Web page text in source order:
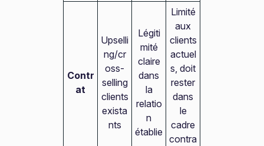
Contr
at
Upselli
ng/cr
oss-
selling
clients
exista
nts
Légiti
mité
claire
dans
la
relatio
n
établie
Limité
aux
clients
actuel
s, doit
rester
dans
le
cadre
contra